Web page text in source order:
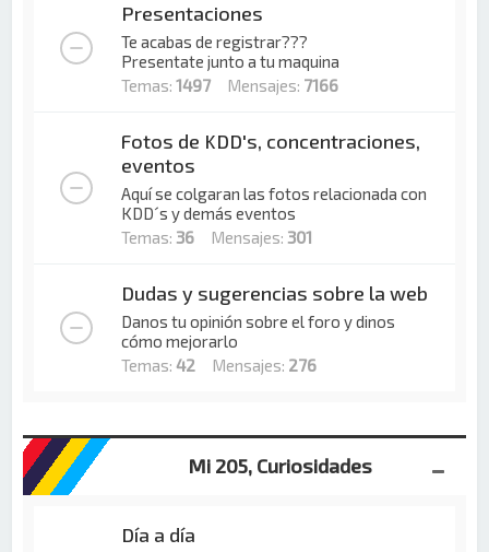
Presentaciones
Te acabas de registrar???
Presentate junto a tu maquina
Temas:1497 Mensajes: 7166
Fotos de KDD's, concentraciones,
eventos
Aquí se colgaran las fotos relacionada con
KDD´s y demás eventos
Temas: 36 Mensajes: 301
Dudas y sugerencias sobre la web
Danos tu opinión sobre el foro y dinos
cómo mejorarlo
Temas:42 Mensajes: 276
Mi 205, Curiosidades
Día a día